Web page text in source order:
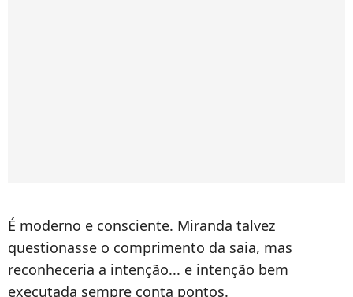
É moderno e consciente. Miranda talvez
questionasse o comprimento da saia, mas
reconheceria a intenção... e intenção bem
executada sempre conta pontos.